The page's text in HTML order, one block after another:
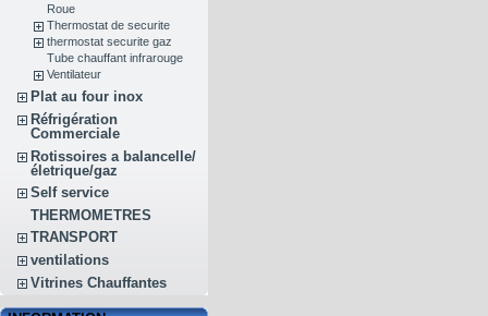
Roue
Thermostat de securite
thermostat securite gaz
Tube chauffant infrarouge
Ventilateur
Plat au four inox
Réfrigération
Commerciale
Rotissoires a balancelle/
életrique/gaz
Self service
THERMOMETRES
TRANSPORT
ventilations
Vitrines Chauffantes